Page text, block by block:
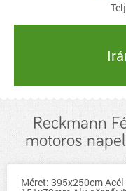
Reckmann
motoros
Méret: 395x250cm